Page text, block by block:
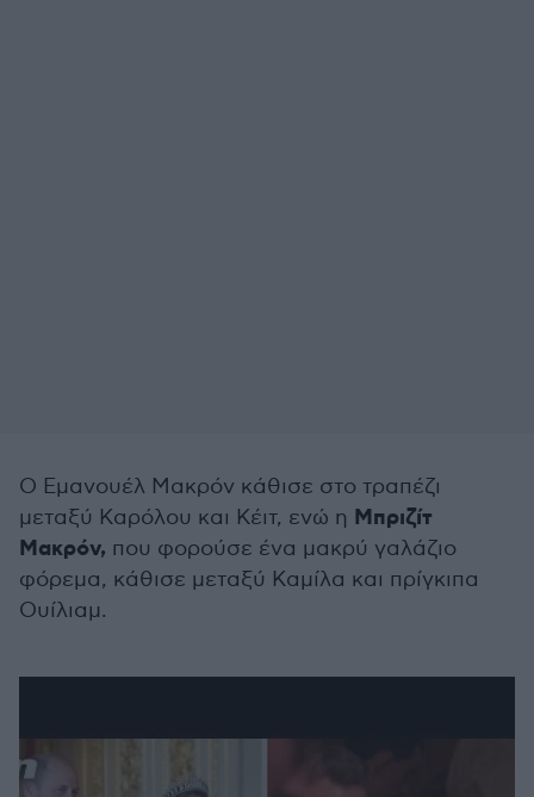
Ο Εμανουέλ Μακρόν κάθισε στο τραπέζι
μεταξύ Καρόλου και Κέιτ, ενώ η Μπριζίτ
Μακρόν, που φορούσε ένα μακρύ γαλάζιο
φόρεμα, κάθισε μεταξύ Καμίλα και πρίγκιπα
Ουίλιαμ.